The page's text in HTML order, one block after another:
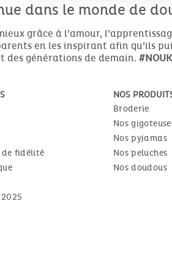
dans le monde de
grâce à l’amour,
en les inspirant afin qu’ils
des générations de demain.
de fidélité
NOS
Broderie
Nos
Nos pyjamas
Nos peluches
Nos doudous